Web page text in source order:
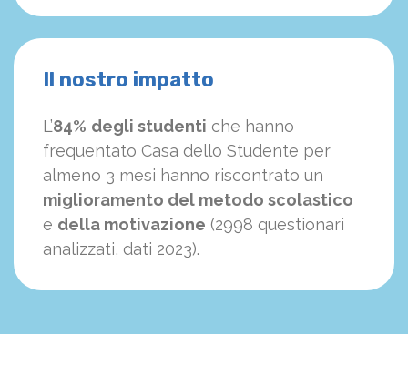
Il nostro impatto
L’84% degli studenti che hanno
frequentato Casa dello Studente per
almeno 3 mesi hanno riscontrato un
miglioramento del metodo scolastico
e della motivazione (2998 questionari
analizzati, dati 2023).